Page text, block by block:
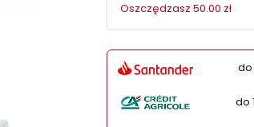
Oszczędzasz 50.00 zł
do
do